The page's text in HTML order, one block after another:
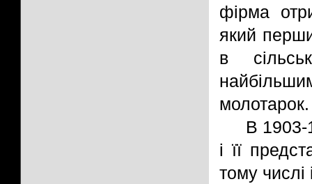
фірма
який
в
молотарок.
В 1903-
і її
тому числі